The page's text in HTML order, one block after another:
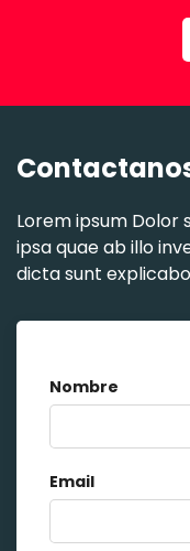
Lorem ipsum Dolor
ipsa quae ab illo
dicta sunt
Nombre
Email